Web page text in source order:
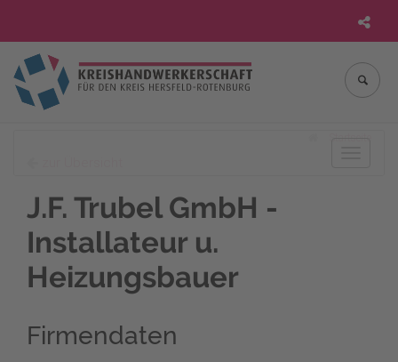
J.F. Trubel GmbH -
Installateur u.
Heizungsbauer
Firmendaten